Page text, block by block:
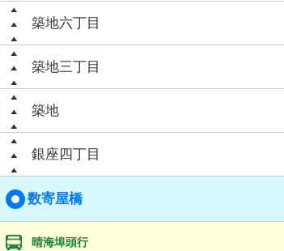
築地六丁目
築地三丁目
築地
銀座四丁目
数寄屋橋
晴海埠頭行